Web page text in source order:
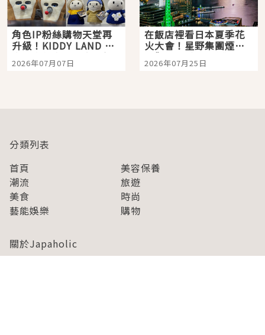
角色IP粉絲購物天堂再
升級！KIDDY LAND 原
宿店吉伊卡哇迎客，新
開幕 OMOKADO 店3分
2026年07月07日
在飯店裡看日本夏季花
火大會！星野集團煙火
景觀飯店6選，讓你不用
人擠人悠閒欣賞
2026年07月25日
分類列表
首頁
美容保養
潮流
旅遊
美食
時尚
藝能娛樂
購物
關於Japaholic